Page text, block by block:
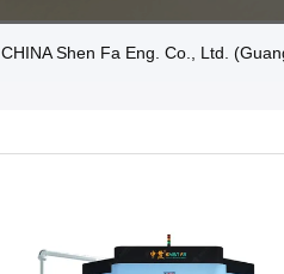
CHINA Shen Fa Eng. Co., Ltd.